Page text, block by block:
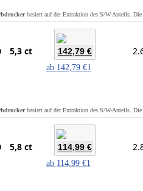
basiert auf der Extraktion des S/W-Anteils. Die
5,3 ct 142,79 €
ab 142,79 €1
basiert auf der Extraktion des S/W-Anteils. Die
5,8 ct 114,99 €
ab 114,99 €1